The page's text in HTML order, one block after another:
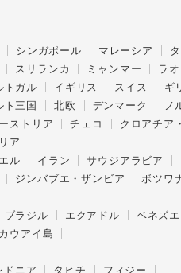
シンガポール マレーシア
スリランカ ミャンマー ラオ
トガル イギリス スイス ギ
ト三国 北欧 デンマーク ノ
ストリア チェコ クロアチア
ア
ル イラン サウジアラビア
ジンバブエ・ザンビア ボツワ
ブラジル エクアドル
ベネズエ
カウアイ島
ドニア タヒチ フィジー